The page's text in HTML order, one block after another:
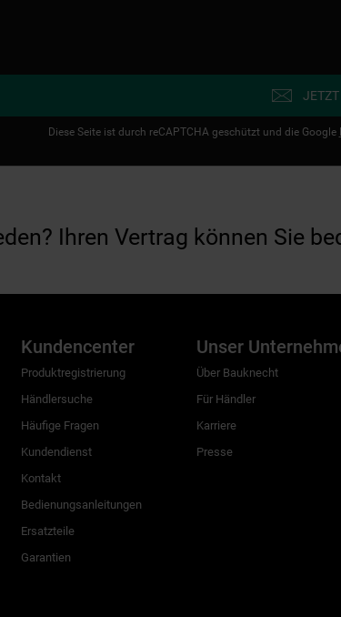
Diese Seite ist durch reCAPTCHA geschützt und die Google
Ihren Vertrag können Sie
Kundencenter
Produktregistrierung
Händlersuche
Häufige Fragen
Kundendienst
Kontakt
Bedienungsanleitungen
Ersatzteile
Garantien
Unser
Über Bauknecht
Für Händler
Karriere
Presse